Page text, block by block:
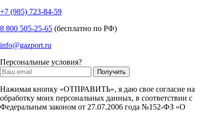
+7 (985) 723-84-59
8 800 505-25-65 (бесплатно по РФ)
info@gazport.ru
Персональные условия?
Нажимая кнопку «ОТПРАВИТЬ», я даю свое согласие на
обработку моих персональных данных, в соответствии с
Федеральным законом от 27.07.2006 года №152-ФЗ «О